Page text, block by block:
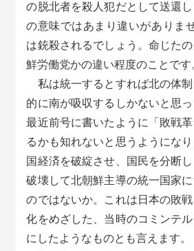
の脱北者を殺人犯だとして送還
の意味ではあまり違いがありま
は銃殺されるでしょう。命じた
鮮労働党かの違い程度のことです
私は統一するとすれば北の体
的に南が吸収するしかないと思っ
最近前号に書いたように「敗戦
るかも知れないと思うようにな
国経済を破綻させ、国民を分断
破壊して北朝鮮主導の統一国家
のではないか。これは日本の敗
化をめざした、当時のコミンテ
にしたようなものとも言えます。